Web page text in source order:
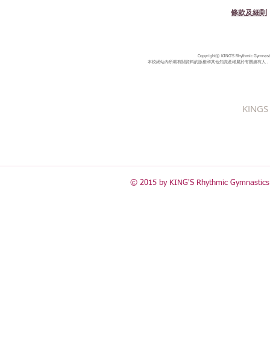
條款及細則
Copyright© KING'S Rhythmic
本校網站內所載有關資料的版權和其他知識產權屬於有關擁有人
© 2015 by KING'S Rhythmic